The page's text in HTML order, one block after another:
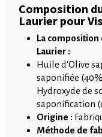
Composition
Laurier pour
La composition
Laurier :
Huile d'Olive
saponifiée
Hydroxyde de
saponification
Origine :
Méthode de